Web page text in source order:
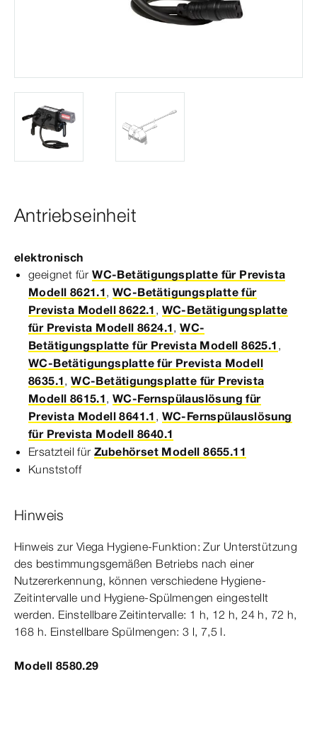
Antriebseinheit
elek­tronisch
geeignet fürWC-Betätigungsplatte für Prevista
Modell 8621.1,WC-Betätigungsplatte für
Prevista Modell 8622.1 , WC-Betätigungsplatte
für Prevista Modell 8624.1,WC-
Betätigungsplatte für Prevista Modell 8625.1 ,
WC-Betätigungsplatte für Prevista Modell
8635.1,WC-Betätigungsplatte für Prevista
Modell 8615.1,WC-Fernspülauslösung für
Prevista Modell 8641.1 , WC-Fernspülauslösung
für Prevista Modell 8640.1
Ersatzteil für Zubehörset Modell 8655.11
Kunststoff
Hinweis
Hinweis zur Viega Hygiene-​Funktion: Zur Unterstützung
des bestimmungsgemäßen Betriebs nach einer
Nutzererkennung, können verschiedene Hygiene-​
Zeitintervalle und Hygiene-​Spülmengen eingestellt
werden. Einstellbare Zeitintervalle: 1 h, 12 h, 24 h, 72 h,
168 h. Einstellbare Spülmengen: 3 l, 7,5 l.
Modell 8580.29